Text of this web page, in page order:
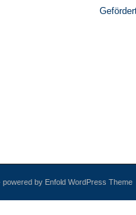
powered by Enfold WordPress Theme